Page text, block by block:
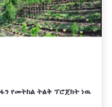
የመትከል ትልቅ ፕሮጀክት ነዉ